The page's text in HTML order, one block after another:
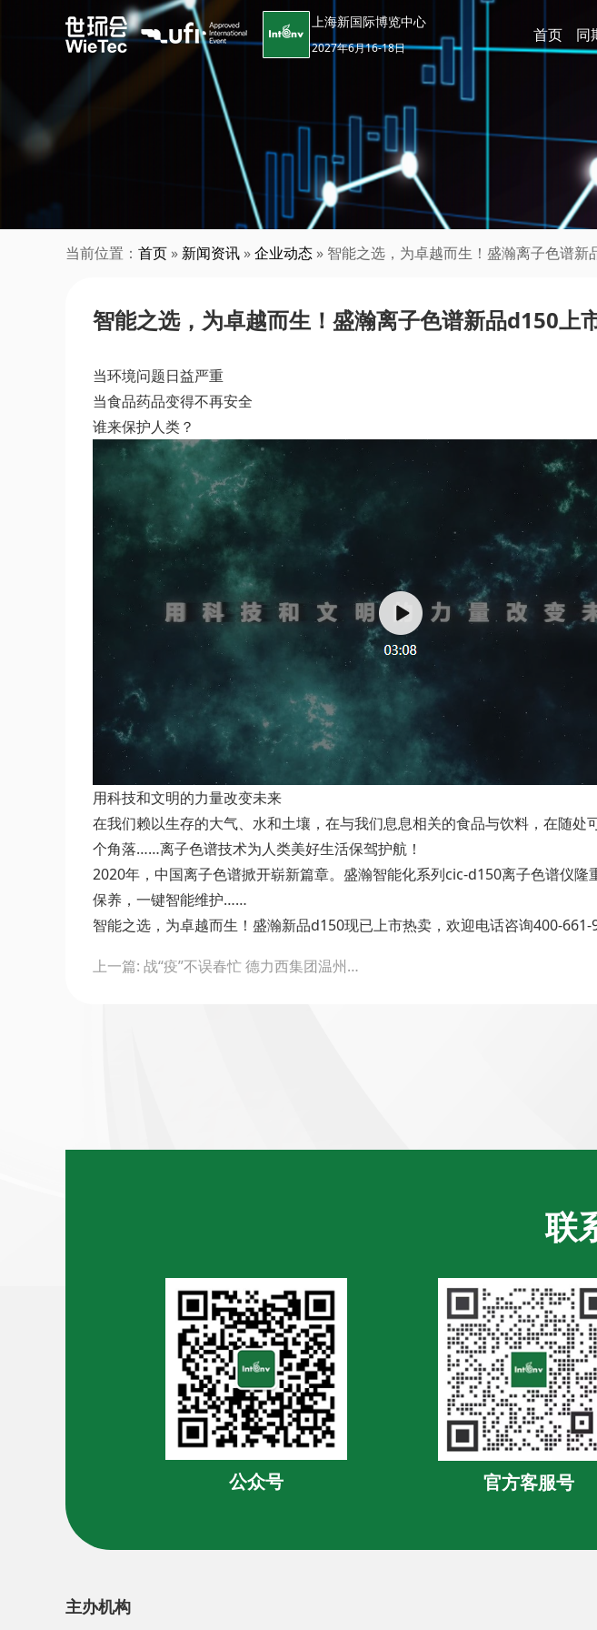
上海新国际博览中心
2027年6月16-18日
首页 同
当前位置： 首页 » 新闻资讯 »企业动态 » 智能之选，为卓越而生！盛瀚离子色谱新
智能之选，为卓越而生！盛瀚离子色谱新品d150上
当环境问题日益严重
当食品药品变得不再安全
谁来保护人类？
用科技和文明的力量改变未来
在我们赖以生存的大气、水和土壤，在与我们息息相关的食品与饮料，在随
个角落……离子色谱技术为人类美好生活保驾护航！
2020年，中国离子色谱掀开崭新篇章。盛瀚智能化系列cic-d150离子色谱仪
保养，一键智能维护……
智能之选，为卓越而生！盛瀚新品d150现已上市热卖，欢迎电话咨询400-661-
navigation
上一篇: 战“疫”不误春忙 德力西集团温州生产基地正式开工
联
公众号 官方客服号
主办机构